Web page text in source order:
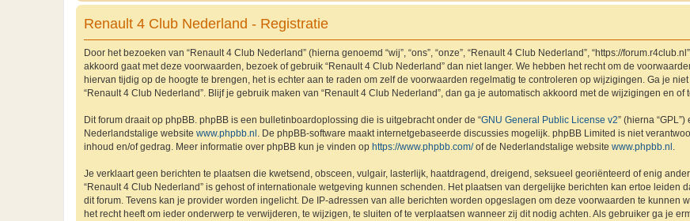
Renault 4 Club Nederland - Registratie
Door het bezoeken van “Renault 4 Club Nederland” (hierna genoemd “wij”, “ons”, “onze”, “Renault 4 Club Nederland”, “https://
akkoord gaat met deze voorwaarden, bezoek of gebruik “Renault 4 Club Nederland” dan niet langer. We hebben het recht om de
hiervan tijdig op de hoogte te brengen, het is echter aan te raden om zelf de voorwaarden regelmatig te controleren op wijzigingen. Ga je
“Renault 4 Club Nederland”. Blijf je gebruik maken van “Renault 4 Club Nederland”, dan ga je automatisch akkoord met de wijzigingen en of
Dit forum draait op phpBB. phpBB is een bulletinboardoplossing die is uitgebracht onder de “GNU General Public License v2” (hierna
Nederlandstalige website www.phpbb.nl . De phpBB-software maakt internetgebaseerde discussies mogelijk. phpBB Limited is niet
inhoud en/of gedrag. Meer informatie over phpBB kun je vinden op https://www.phpbb.com/of de Nederlandstalige website www.phpbb.nl .
Je verklaart geen berichten te plaatsen die kwetsend, obsceen, vulgair, lasterlijk, haatdragend, dreigend, seksueel georiënteerd of enig
“Renault 4 Club Nederland” is gehost of internationale wetgeving kunnen schenden. Het plaatsen van dergelijke berichten kan ertoe leiden
dit forum. Tevens kan je provider worden ingelicht. De IP-adressen van alle berichten worden opgeslagen om deze voorwaarden te kunnen
het recht heeft om ieder onderwerp te verwijderen, te wijzigen, te sluiten of te verplaatsen wanneer zij dit nodig achten. Als gebruiker ga je